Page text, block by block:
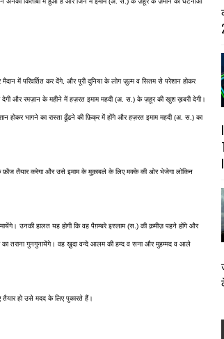
में परिवर्तित कर देंगे, और पूरी दुनिया के लोग ज़ुल्म व सितम से परेशान होकर
और रमज़ान के महीने में हज़रत इमाम महदी (अ. स.) के ज़हूर की खुश ख़बरी देगी।
होकर भागने का रास्ता ढूँढने की फ़िक्र में होंगे और हज़रत इमाम महदी (अ. स.) का
फ़ौज तैयार करेगा और उसे इमाम के मुक़ाबले के लिए मक्के की ओर भेजेगा लोकिन
उनकी हालत यह होगी कि वह पैग़म्बरे इस्लाम (स.) की क़मीज़ पहने होंगे और
तराना गुनगुनायेंगे। वह ख़ुदा वन्दे आलम की हम्द व सना और मुहम्मद व आले
हो उसे मदद के लिए पुकारते हैं।